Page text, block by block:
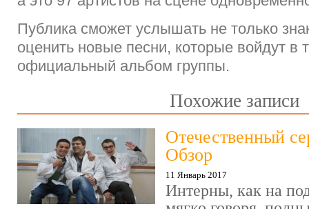
Публика сможет услышать не только
оценить новые песни, которые войдут в
официальный альбом группы.
Похожие записи
Отечественный
Обзор
11 Январь 2017
Интерны, как на